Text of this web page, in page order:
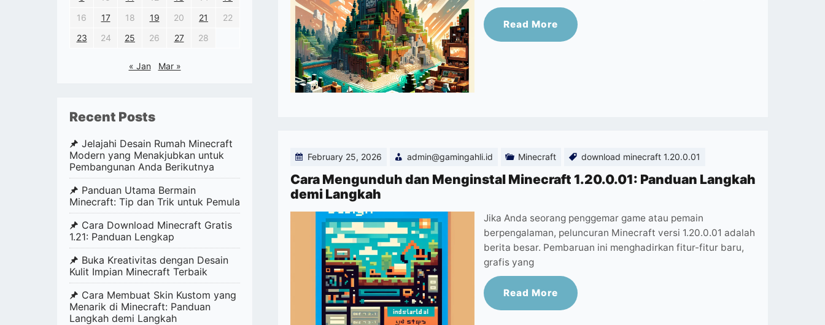
Read More
February 25, 2026 admin@gamingahli.id Minecraft download minecraft 1.20.0.01
Cara Mengunduh dan Menginstal Minecraft 1.20.0.01: Panduan Langkah
demi Langkah
Jika Anda seorang penggemar game atau pemain
berpengalaman, peluncuran Minecraft versi 1.20.0.01 adalah
berita besar. Pembaruan ini menghadirkan fitur-fitur baru,
grafis yang
Read More
16
17 18 19 20 21
22
23
24 25 26 27 28
« Jan Mar »
Recent Posts
Jelajahi Desain Rumah Minecraft
Modern yang Menakjubkan untuk
Pembangunan Anda Berikutnya
Panduan Utama Bermain
Minecraft: Tip dan Trik untuk Pemula
Cara Download Minecraft Gratis
1.21: Panduan Lengkap
Buka Kreativitas dengan Desain
Kulit Impian Minecraft Terbaik
Cara Membuat Skin Kustom yang
Menarik di Minecraft: Panduan
Langkah demi Langkah